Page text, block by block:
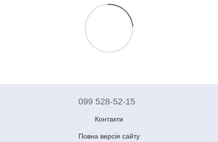
099 528-52-15
Контакти
Повна версія сайту